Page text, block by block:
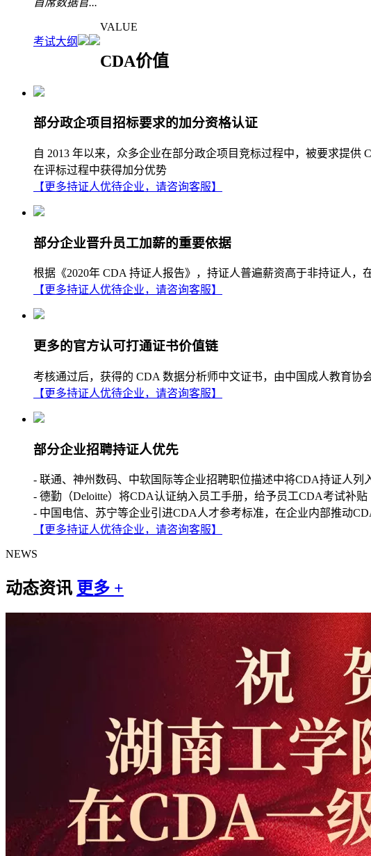
考试大纲
VALUE
CDA价值
部分政企项目招标要求的加分资格认证
自 2013 年以来，众多企业在部分政企项目竞标过程中，被要求提
在评标过程中获得加分优势
【更多持证人优待企业，请咨询客服】
部分企业晋升员工加薪的重要依据
根据《2020年 CDA 持证人报告》，持证人普遍薪资高于非持证人
【更多持证人优待企业，请咨询客服】
更多的官方认可打通证书价值链
考核通过后，获得的 CDA 数据分析师中文证书，由中国成人教育协
【更多持证人优待企业，请咨询客服】
部分企业招聘持证人优先
- 联通、神州数码、中软国际等企业招聘职位描述中将CDA持证人列
- 德勤（Deloitte）将CDA认证纳入员工手册，给予员工CDA考试补贴
- 中国电信、苏宁等企业引进CDA人才参考标准，在企业内部推动
【更多持证人优待企业，请咨询客服】
NEWS
动态资讯 更多 +